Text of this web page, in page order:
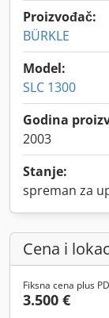
Proizvođač:
BÜRKLE
Model:
SLC 1300
Godina
2003
Stanje:
spreman za
Cena i
Fiksna cena plus
3.500 €